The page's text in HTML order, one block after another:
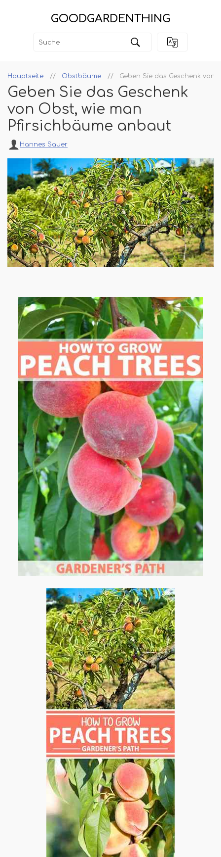
GOODGARDENTHING
Hauptseite Obstbäume Geben Sie das Geschenk von
Geben Sie das Geschenk
von Obst, wie man
Pfirsichbäume anbaut
Hannes Sauer